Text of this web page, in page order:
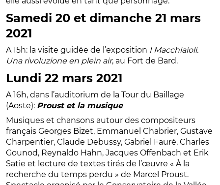
Samedi 20 et dimanche 21 mars
2021
A 15h: la visite guidée de l’exposition I Macchiaioli.
Una rivoluzione en plein air, au Fort de Bard.
Lundi 22 mars 2021
A 16h, dans l’auditorium de la Tour du Baillage
(Aoste): Proust et la musique
Musiques et chansons autour des compositeurs
français Georges Bizet, Emmanuel Chabrier, Gustave
Charpentier, Claude Debussy, Gabriel Fauré, Charles
Gounod, Reynaldo Hahn, Jacques Offenbach et Erik
Satie et lecture de textes tirés de l’œuvre « À la
recherche du temps perdu » de Marcel Proust.